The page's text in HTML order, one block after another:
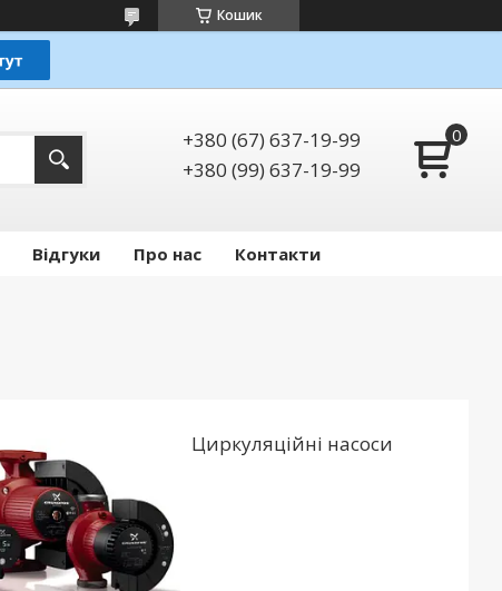
Кошик
+380 (67) 637-19-99
+380 (99) 637-19-99
Відгуки Про нас Контакти
Циркуляційні насоси